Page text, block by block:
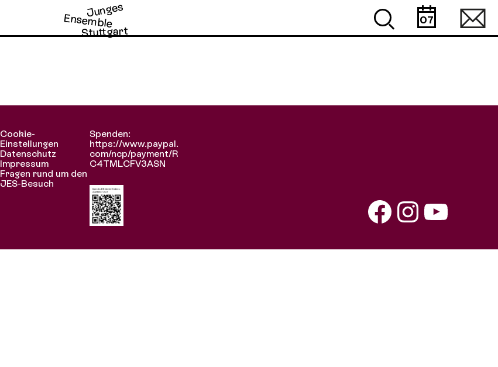
Junges
Ensemble
Stuttgart
07
Archiv
Cookie-
Einstellungen
Datenschutz
Impressum
Fragen rund um den
JES-Besuch
Spenden:
https://www.paypal.
com/ncp/payment/R
C4TMLCFV3ASN
Facebook Instagram YouTube